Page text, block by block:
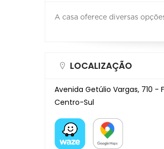
A casa oferece diversas
LOCALIZAÇÃO
Avenida Getúlio Vargas, 710 -
Centro-Sul